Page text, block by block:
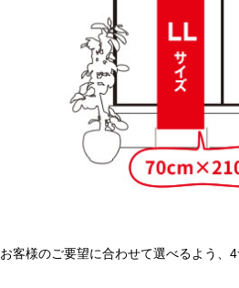
お客様のご要望に合わせて選べるよう、